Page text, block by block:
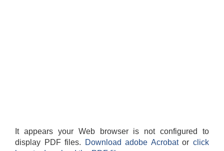
It appears your Web browser is not configured to
display PDF files.
Download adobe Acrobatorclick